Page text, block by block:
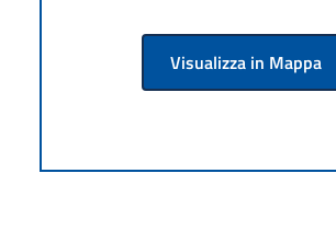
Visualizza in Mappa